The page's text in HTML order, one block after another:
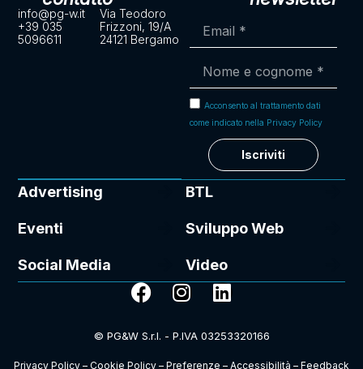
Advertising BTL
Eventi Sviluppo Web
Social Media Video
info@pg-w.it
+39 035
5096611
Via Teodoro
Frizzoni, 19/A
24121 Bergamo
Acconsento al trattamento dati
come indicato nella Privacy Policy
Iscriviti
© PG&W S.r.l. - P.IVA 03253320166
Privacy Policy – Cookie Policy – Preferenze – Accessibilità – Feedback